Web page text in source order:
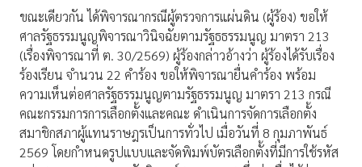
ขณะเดียวกัน ได้พิจารณากรณีผู้ตรวจการแผ่นดิน (ผู้ร้อง) ขอให้
ศาลรัฐธรรมนูญพิจารณาวินิจฉัยตามรัฐธธรรมนูญ มาตรา 213
(เรื่องพิจารณาที่ ต. 30/2569) ผู้ร้องกล่าวอ้างว่า ผู้ร้องได้รับเรื่อง
ร้องเรียน จำนวน 22 คำร้อง ขอให้พิจารณายื่นคำร้อง พร้อม
ความเห็นต่อศาลรัฐธรรมนูญตามรัฐธรรมนูญ มาตรา 213 กรณี
คณะกรรมการการเลือกตั้งและคณะ ดำเนินการจัดการเลือกตั้ง
สมาชิกสภาผู้แทนราษฎรเป็นการทั่วไป เมื่อวันที่ 8 กุมภาพันธ์
2569 โดยกำหนดรูปแบบและจัดพิมพ์บัตรเลือกตั้งที่มีการใช้รหัส